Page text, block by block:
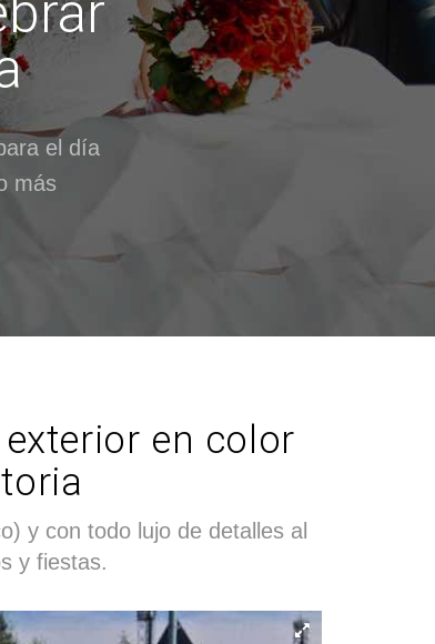
el día
más
en color
y con todo lujo de detalles al
y fiestas.